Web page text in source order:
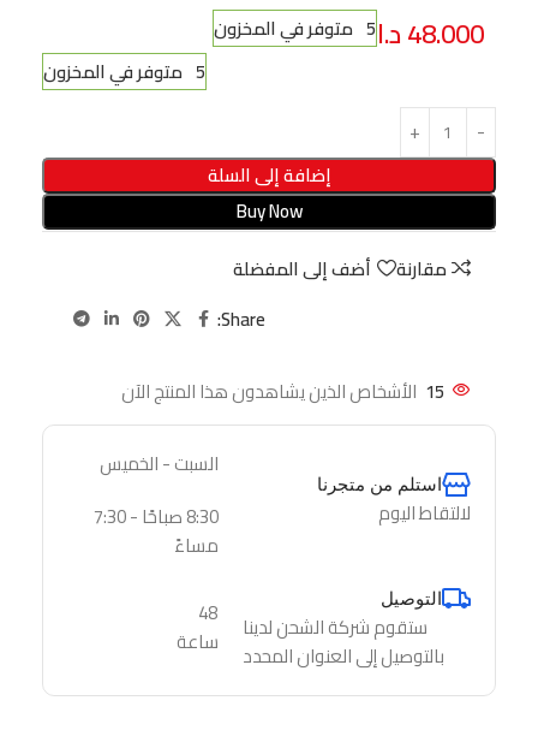
48.000د.ا5 متوفر في المخزون
5 متوفر في المخزون
إضافة إلى السلة
Buy Now
مقارنة
أضف إلى المفضلة
Share:
15 الأشخاص الذين يشاهدون هذا المنتج الآن
استلم من متجرنا
لالتقاط اليوم
السبت - الخميس
8:30 صباحًا - 7:30
مساءً
التوصيل
ستقوم شركة الشحن لدينا
بالتوصيل إلى العنوان المحدد
48
ساعة